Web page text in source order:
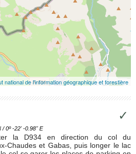
✓
/ 0º -22' -0.98'' E
la D934 en direction du col du
Chaudes et Gabas, puis longer le lac